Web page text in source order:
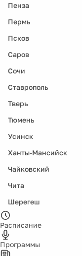
Пенза
Пермь
Псков
Саров
Сочи
Ставрополь
Тверь
Тюмень
Усинск
Ханты-Мансийск
Чайковский
Чита
Шерегеш
Расписание
Программы